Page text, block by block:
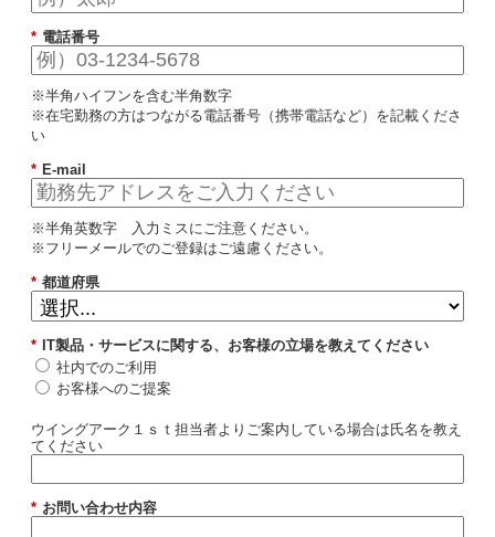
* 電話番号
※半角ハイフンを含む半角数字
※在宅勤務の方はつながる電話番号（携帯電話など）を記載くださ
い
* E-mail
※半角英数字 入力ミスにご注意ください。
※フリーメールでのご登録はご遠慮ください。
* 都道府県
* IT製品・サービスに関する、お客様の立場を教えてください
社内でのご利用
お客様へのご提案
ウイングアーク１ｓｔ担当者よりご案内している場合は氏名を教え
てください
* お問い合わせ内容